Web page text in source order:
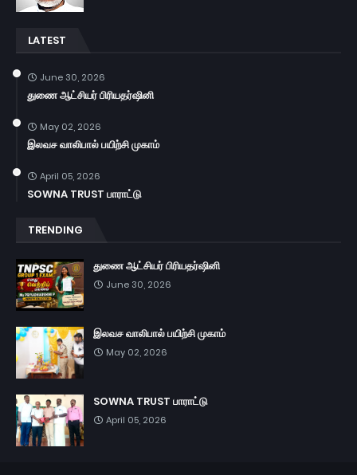
LATEST
June 30, 2026
துணை ஆட்சியர் பிரியதர்ஷினி
May 02, 2026
இலவச வாலிபால் பயிற்சி முகாம்
April 05, 2026
SOWNA TRUST பாராட்டு
TRENDING
துணை ஆட்சியர் பிரியதர்ஷினி
June 30, 2026
இலவச வாலிபால் பயிற்சி முகாம்
May 02, 2026
SOWNA TRUST பாராட்டு
April 05, 2026